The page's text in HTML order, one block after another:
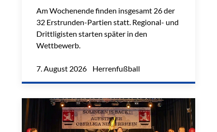
Am Wochenende finden insgesamt 26 der
32 Erstrunden-Partien statt. Regional- und
Drittligisten starten später in den
Wettbewerb.
7. August 2026 Herrenfußball